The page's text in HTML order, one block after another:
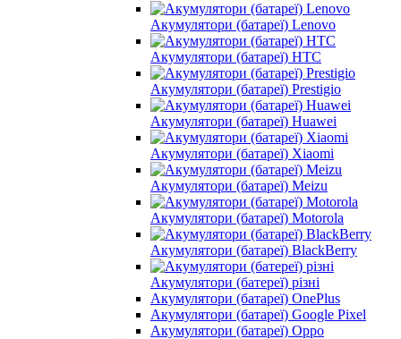
Акумулятори (батареї) Lenovo
Акумулятори (батареї) HTC
Акумулятори (батареї) Prestigio
Акумулятори (батареї) Huawei
Акумулятори (батареї) Xiaomi
Акумулятори (батареї) Meizu
Акумулятори (батареї) Motorola
Акумулятори (батареї) BlackBerry
Акумулятори (батереї) різні
Акумулятори (батареї) OnePlus
Акумулятори (батареї) Google Pixel
Акумулятори (батареї) Oppo